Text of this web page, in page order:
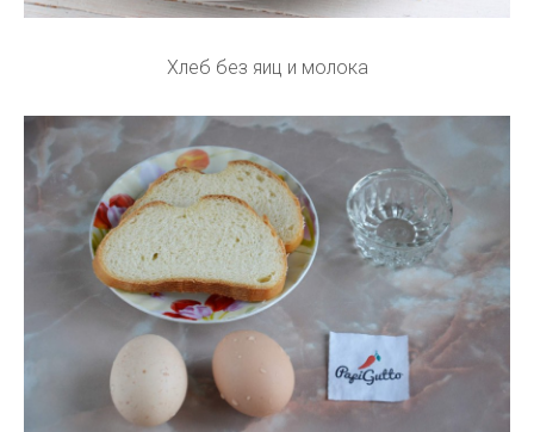
Хлеб без яиц и молока